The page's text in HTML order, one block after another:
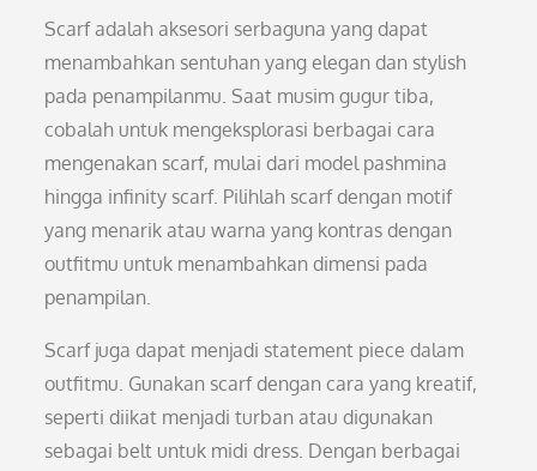
Scarf adalah aksesori serbaguna yang dapat
menambahkan sentuhan yang elegan dan stylish
pada penampilanmu. Saat musim gugur tiba,
cobalah untuk mengeksplorasi berbagai cara
mengenakan scarf, mulai dari model pashmina
hingga infinity scarf. Pilihlah scarf dengan motif
yang menarik atau warna yang kontras dengan
outfitmu untuk menambahkan dimensi pada
penampilan.
Scarf juga dapat menjadi statement piece dalam
outfitmu. Gunakan scarf dengan cara yang kreatif,
seperti diikat menjadi turban atau digunakan
sebagai belt untuk midi dress. Dengan berbagai